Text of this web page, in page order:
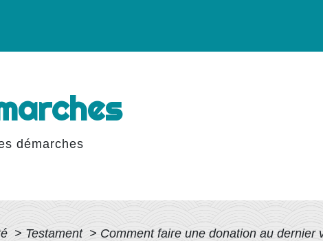
démarches
> Testament > Comment faire une donation au dernier